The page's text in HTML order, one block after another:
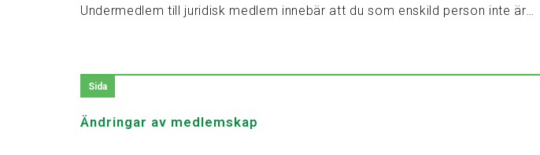
Undermedlem till juridisk medlem innebär att du som enskild person inte är…
Sida
Ändringar av medlemskap